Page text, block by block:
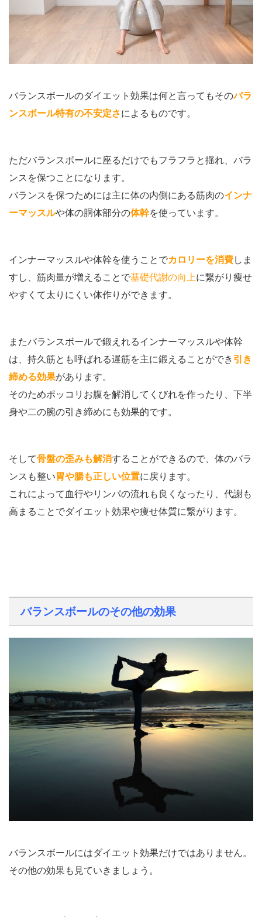
バランスボールのダイエット効果は何と言ってもそのバラ
ンスボール特有の不安定さによるものです。
ただバランスボールに座るだけでもフラフラと揺れ、バラ
ンスを保つことになります。
バランスを保つためには主に体の内側にある筋肉のインナ
ーマッスルや体の胴体部分の体幹を使っています。
インナーマッスルや体幹を使うことでカロリーを消費しま
すし、筋肉量が増えることで基礎代謝の向上に繋がり痩せ
やすくて太りにくい体作りができます。
またバランスボールで鍛えれるインナーマッスルや体幹
は、持久筋とも呼ばれる遅筋を主に鍛えることができ 引き
締める効果があります。
そのためポッコリお腹を解消してくびれを作ったり、下半
身や二の腕の引き締めにも効果的です。
そして骨盤の歪みも解消することができるので、体のバラ
ンスも整い胃や腸も正しい位置に戻ります。
これによって血行やリンパの流れも良くなったり、代謝も
高まることでダイエット効果や痩せ体質に繋がります。
バランスボールのその他の効果
バランスボールにはダイエット効果だけではありません。
その他の効果も見ていきましょう。